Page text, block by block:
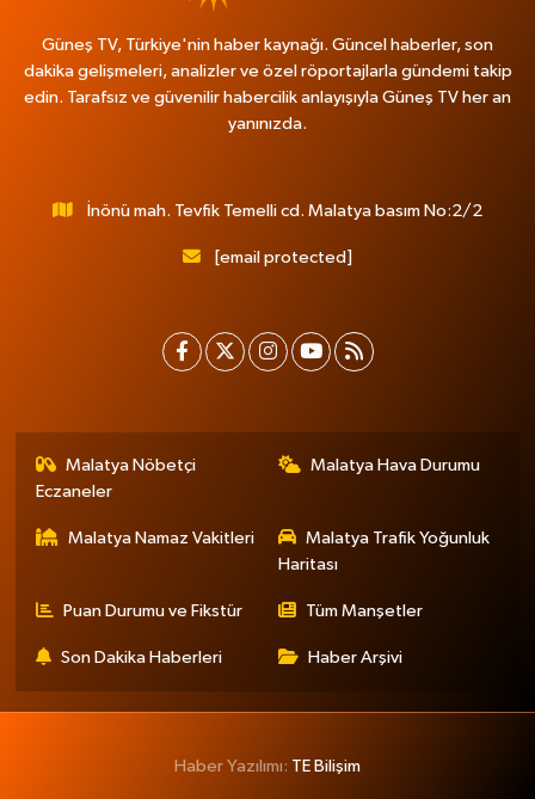
Güneş TV, Türkiye'nin haber kaynağı. Güncel haberler, son
dakika gelişmeleri, analizler ve özel röportajlarla gündemi takip
edin. Tarafsız ve güvenilir habercilik anlayışıyla Güneş TV her an
yanınızda.
İnönü mah. Tevfik Temelli cd. Malatya basım No:2/2
[email protected]
Malatya Nöbetçi
Eczaneler
Malatya Hava Durumu
Malatya Namaz Vakitleri
Malatya Trafik Yoğunluk
Haritası
Puan Durumu ve Fikstür Tüm Manşetler
Son Dakika Haberleri Haber Arşivi
Haber Yazılımı: TE Bilişim